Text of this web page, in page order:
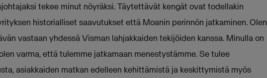
tekee minut nöyräksi. Täytettävät kengät ovat todellakin
historialliset saavutukset että Moanin perinnön jatkaminen. Olen
vastaan yhdessä Visman lahjakkaiden tekijöiden kanssa. Minulla on
varma, että tulemme jatkamaan menestystämme. Se tulee
asiakkaiden matkan edelleen kehittämistä ja keskittymistä myös